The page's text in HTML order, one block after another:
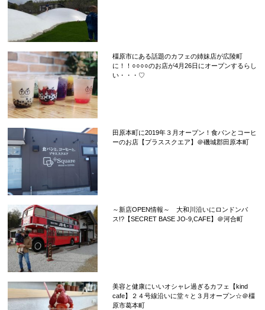
橿原市にある話題のカフェの姉妹店が広陵町
に！！○○○○のお店が4月26日にオープンするらし
い・・・♡
田原本町に2019年３月オープン！食パンとコーヒ
ーのお店【プラススクエア】＠磯城郡田原本町
～新店OPEN情報～ 大和川沿いにロンドンバ
ス!?【SECRET BASE JO-9,CAFE】＠河合町
美容と健康にいいオシャレ過ぎるカフェ【kind
cafe】２４号線沿いに堂々と３月オープン☆＠橿
原市葛本町